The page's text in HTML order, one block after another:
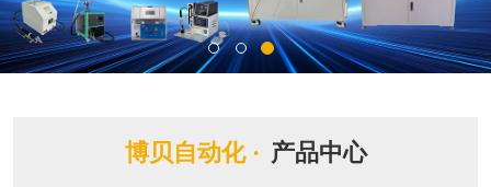
博贝自动化 · 产品中心